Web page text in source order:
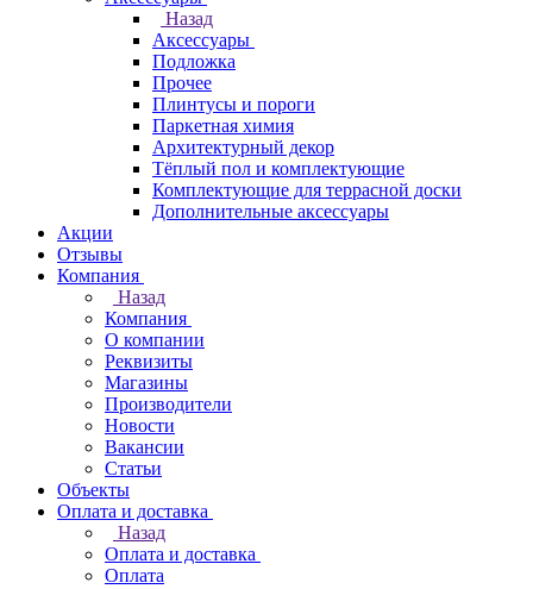
Назад
Аксессуары
Подложка
Прочее
Плинтусы и пороги
Паркетная химия
Архитектурный декор
Тёплый пол и комплектующие
Комплектующие для террасной доски
Дополнительные аксессуары
Акции
Отзывы
Компания
Назад
Компания
О компании
Реквизиты
Магазины
Производители
Новости
Вакансии
Статьи
Объекты
Оплата и доставка
Назад
Оплата и доставка
Оплата